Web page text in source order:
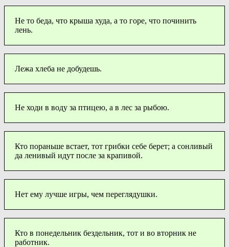
Не то беда, что крыша худа, а то горе, что починить
лень.
Лежа хлеба не добудешь.
Не ходи в воду за птицею, а в лес за рыбою.
Кто пораньше встает, тот грибки себе берет; а сонливый
да ленивый идут после за крапивой.
Нет ему лучше игры, чем переглядушки.
Кто в понедельник бездельник, тот и во вторник не
работник.